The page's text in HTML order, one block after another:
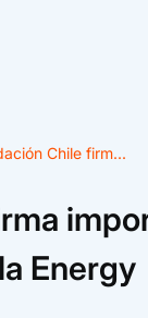
Chile firm...
Energy